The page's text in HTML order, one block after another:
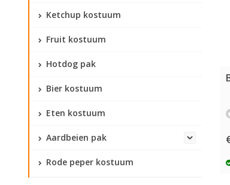
Ketchup kostuum
Fruit kostuum
Hotdog pak
Bier kostuum
Eten kostuum
Aardbeien pak
Rode peper kostuum